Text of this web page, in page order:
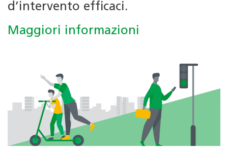
d’intervento efficaci.
Maggiori informazioni